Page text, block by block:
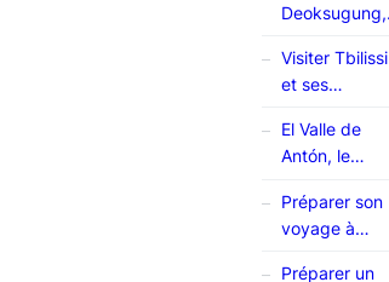
Deoksugung,
paix à Séoul
Visiter Tbilissi
et ses
mon guide
El Valle de
Antón, le
sur un volcan
Préparer son
voyage à
Préparer un